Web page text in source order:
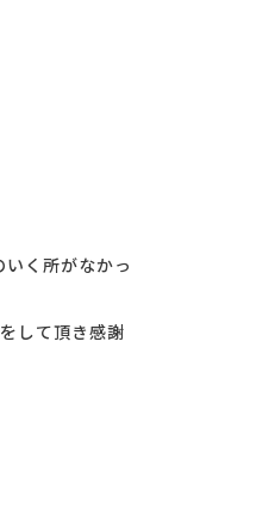
く所がなかっ
して頂き感謝